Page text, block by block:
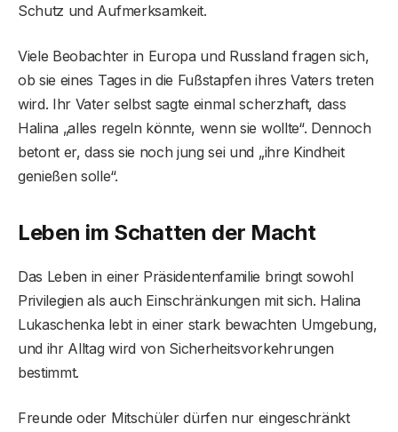
Schutz und Aufmerksamkeit.
Viele Beobachter in Europa und Russland fragen sich,
ob sie eines Tages in die Fußstapfen ihres Vaters treten
wird. Ihr Vater selbst sagte einmal scherzhaft, dass
Halina „alles regeln könnte, wenn sie wollte“. Dennoch
betont er, dass sie noch jung sei und „ihre Kindheit
genießen solle“.
Leben im Schatten der Macht
Das Leben in einer Präsidentenfamilie bringt sowohl
Privilegien als auch Einschränkungen mit sich. Halina
Lukaschenka lebt in einer stark bewachten Umgebung,
und ihr Alltag wird von Sicherheitsvorkehrungen
bestimmt.
Freunde oder Mitschüler dürfen nur eingeschränkt